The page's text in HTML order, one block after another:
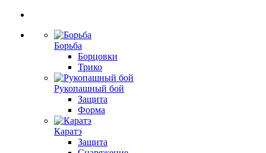
Борьба
Борцовки
Трико
Рукопашный бой
Защита
Форма
Каратэ
Защита